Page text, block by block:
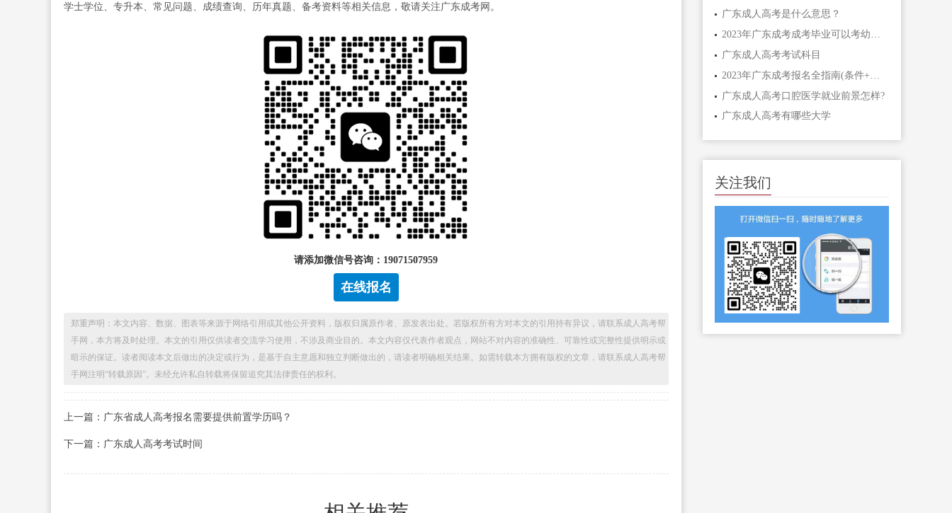
学士学位、专升本、常见问题、成绩查询、历年真题、备考资料等相关信息，敬请关注广东成考网。
请添加微信号咨询：19071507959
在线报名
郑重声明：本文内容、数据、图表等来源于网络引用或其他公开资料，版权归属原作者、原发表出处。若版权所有方对本文的引用持有异议，请联系成人高考帮
手网，本方将及时处理。本文的引用仅供读者交流学习使用，不涉及商业目的。本文内容仅代表作者观点，网站不对内容的准确性、可靠性或完整性提供明示或
暗示的保证。读者阅读本文后做出的决定或行为，是基于自主意愿和独立判断做出的，请读者明确相关结果。如需转载本方拥有版权的文章，请联系成人高考帮
手网注明“转载原因”。未经允许私自转载将保留追究其法律责任的权利。
上一篇：广东省成人高考报名需要提供前置学历吗？
下一篇：广东成人高考考试时间
广东成人高考是什么意思？
广东成人高考考试科目
广东成人高考口腔医学就业前景怎样?
广东成人高考有哪些大学
关注我们